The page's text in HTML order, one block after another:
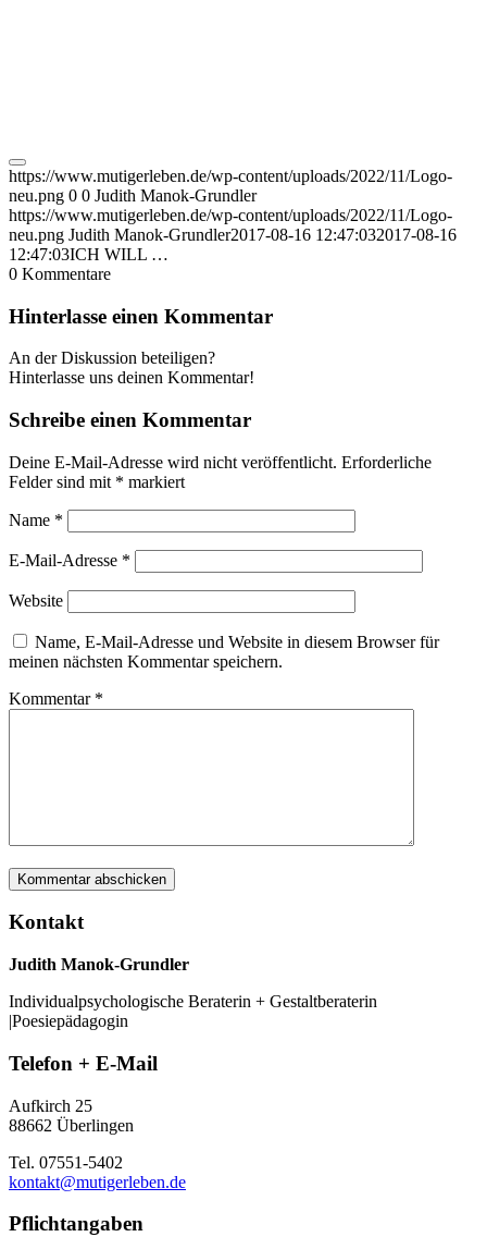
https://www.mutigerleben.de/wp-content/uploads/2022/11/Logo-
neu.png 0 0 Judith Manok-Grundler
https://www.mutigerleben.de/wp-content/uploads/2022/11/Logo-
neu.png Judith Manok-Grundler2017-08-16 12:47:032017-08-16
12:47:03ICH WILL …
0 Kommentare
Hinterlasse einen Kommentar
An der Diskussion beteiligen?
Hinterlasse uns deinen Kommentar!
Schreibe einen Kommentar
Deine E-Mail-Adresse wird nicht veröffentlicht. Erforderliche
Felder sind mit * markiert
Name *
E-Mail-Adresse *
Website
Name, E-Mail-Adresse und Website in diesem Browser für
meinen nächsten Kommentar speichern.
Kommentar *
Kontakt
Judith Manok-Grundler
Individualpsychologische Beraterin + Gestaltberaterin
|Poesiepädagogin
Telefon + E-Mail
Aufkirch 25
88662 Überlingen
Tel. 07551-5402
kontakt@mutigerleben.de
Pflichtangaben